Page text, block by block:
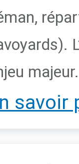
majeur.
savoir